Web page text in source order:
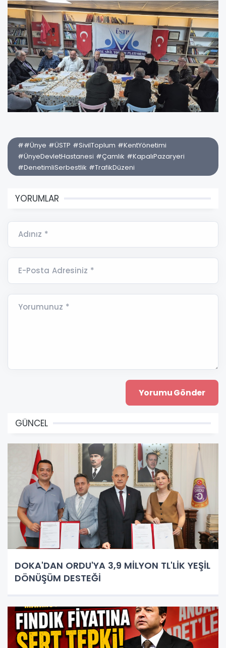
##Ünye #ÜSTP #SivilToplum #KentYönetimi
#ÜnyeDevletHastanesi #Çamlık #KapalıPazaryeri
#DenetimliSerbestlik #TrafikDüzeni
YORUMLAR
Adınız *
E-Posta Adresiniz *
Yorumunuz *
GÜNCEL
DOKA'DAN ORDU'YA 3,9 MİLYON TL'LİK YEŞİL
DÖNÜŞÜM DESTEĞİ